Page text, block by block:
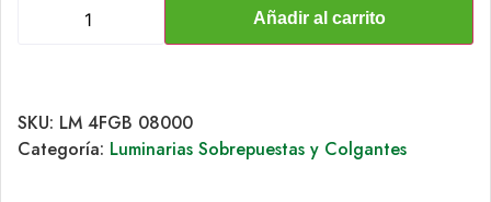
Añadir al carrito
SKU: LM 4FGB 08000
Categoría: Luminarias Sobrepuestas y Colgantes